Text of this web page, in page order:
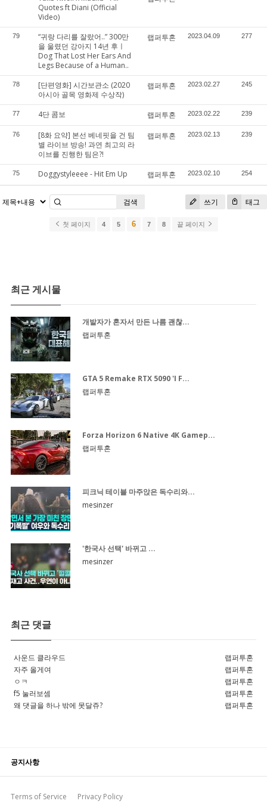
Quotes ft Diani (Official
Video)
79
“귀랑 다리를 잘랐어..” 300만
을 울렸던 강아지 14년 후ㅣ
Dog That Lost Her Ears And
Legs Because of a Human..
랩퍼투혼 2023.04.09 277
78
[단편영화] 시간보관소 (2020
아시아 골목 영화제 수상작)
랩퍼투혼 2023.02.27 245
77 4단 콤보 랩퍼투혼 2023.02.22 239
76
[8화 요약] 본선 베네핏을 건 팀
별 라이브 방송! 과연 최고의 라
이브를 진행한 팀은?!
랩퍼투혼 2023.02.13 239
75 Doggystyleeee - Hit Em Up 랩퍼투혼 2023.02.10 254
쓰기 태그
검색
첫 페이지 4 5 6 7 8 끝 페이지
최근 게시물
개발자가 혼자서 만든 나름 괜찮...
랩퍼투혼
GTA 5 Remake RTX 5090 'I F...
랩퍼투혼
Forza Horizon 6 Native 4K Gamep...
랩퍼투혼
피크닉 테이블 마주앉은 독수리와...
mesinzer
'한국사 선택' 바뀌고 ...
mesinzer
최근 댓글
사운드 클라우드
랩퍼투혼
자주 올게여
랩퍼투혼
ㅇㅋ
랩퍼투혼
f5 눌러보셈
랩퍼투혼
왜 댓글을 하나 밖에 못달쥬?
랩퍼투혼
공지사항
Terms of Service Privacy Policy